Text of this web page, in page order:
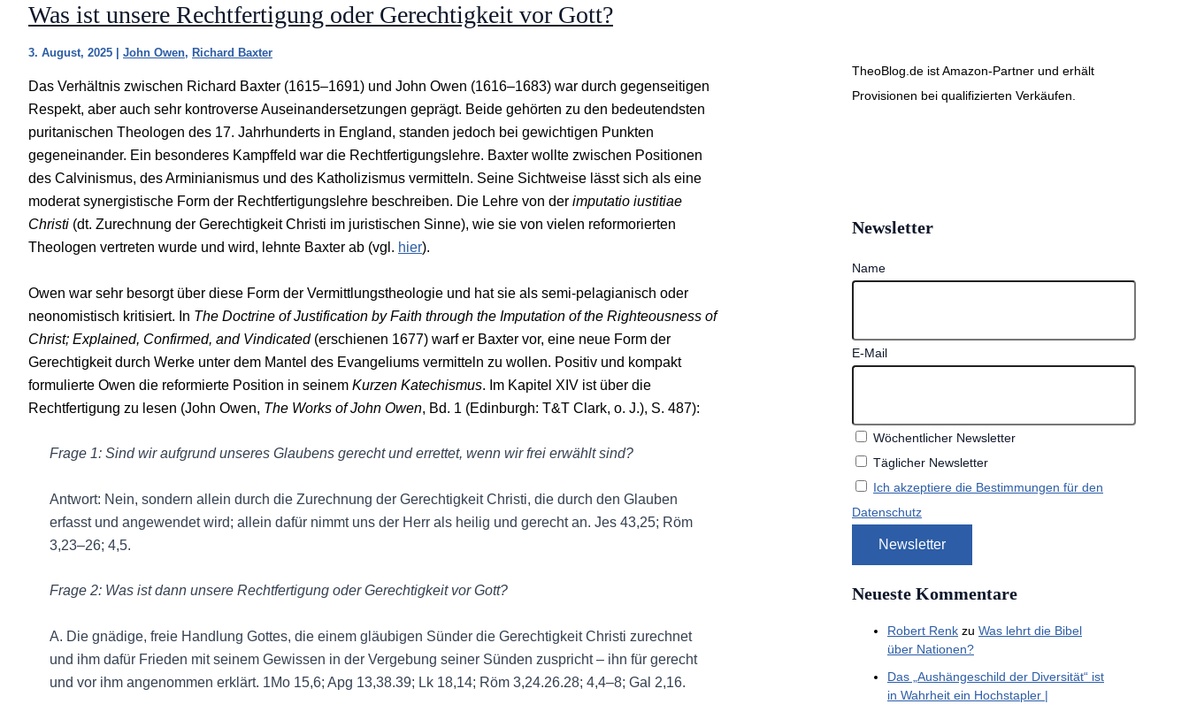
Was ist unsere Rechtfertigung oder Gerechtigkeit vor Gott?
3. August, 2025 John Owen, Richard Baxter
Das Verhältnis zwischen Richard Baxter (1615–1691) und John Owen (1616–1683) war durch gegenseitigen
Respekt, aber auch sehr kontroverse Auseinandersetzungen geprägt. Beide gehörten zu den bedeutendsten
puritanischen Theologen des 17. Jahrhunderts in England, standen jedoch bei gewichtigen Punkten
gegeneinander. Ein besonderes Kampffeld war die Rechtfertigungslehre. Baxter wollte zwischen Positionen
des Calvinismus, des Arminianismus und des Katholizismus vermitteln. Seine Sichtweise lässt sich als eine
moderat synergistische Form der Rechtfertigungslehre beschreiben. Die Lehre von der imputatio iustitiae
Christi (dt. Zurechnung der Gerechtigkeit Christi im juristischen Sinne), wie sie von vielen reformorierten
Theologen vertreten wurde und wird, lehnte Baxter ab (vgl. hier).
Owen war sehr besorgt über diese Form der Vermittlungstheologie und hat sie als semi-pelagianisch oder
neonomistisch kritisiert. In The Doctrine of Justification by Faith through the Imputation of the Righteousness of
Christ; Explained, Confirmed, and Vindicated(erschienen 1677) warf er Baxter vor, eine neue Form der
Gerechtigkeit durch Werke unter dem Mantel des Evangeliums vermitteln zu wollen. Positiv und kompakt
formulierte Owen die reformierte Position in seinem Kurzen Katechismus. Im Kapitel XIV ist über die
Rechtfertigung zu lesen (John Owen, The Works of John Owen, Bd. 1 (Edinburgh: T&T Clark, o. J.), S. 487):
Frage 1: Sind wir aufgrund unseres Glaubens gerecht und errettet, wenn wir frei erwählt sind?
Antwort: Nein, sondern allein durch die Zurechnung der Gerechtigkeit Christi, die durch den Glauben
erfasst und angewendet wird; allein dafür nimmt uns der Herr als heilig und gerecht an. Jes 43,25; Röm
3,23–26; 4,5.
Frage 2: Was ist dann unsere Rechtfertigung oder Gerechtigkeit vor Gott?
A. Die gnädige, freie Handlung Gottes, die einem gläubigen Sünder die Gerechtigkeit Christi zurechnet
und ihm dafür Frieden mit seinem Gewissen in der Vergebung seiner Sünden zuspricht – ihn für gerecht
und vor ihm angenommen erklärt. 1Mo 15,6; Apg 13,38.39; Lk 18,14; Röm 3,24.26.28; 4,4–8; Gal 2,16.
TheoBlog.de ist Amazon-Partner und erhält
Provisionen bei qualifizierten Verkäufen.
Newsletter
Name
E-Mail
Wöchentlicher Newsletter
Täglicher Newsletter
Ich akzeptiere die Bestimmungen für den
Datenschutz
Neueste Kommentare
Robert Renk zu Was lehrt die Bibel
über Nationen?
Das „Aushängeschild der Diversität“ ist
in Wahrheit ein Hochstapler |